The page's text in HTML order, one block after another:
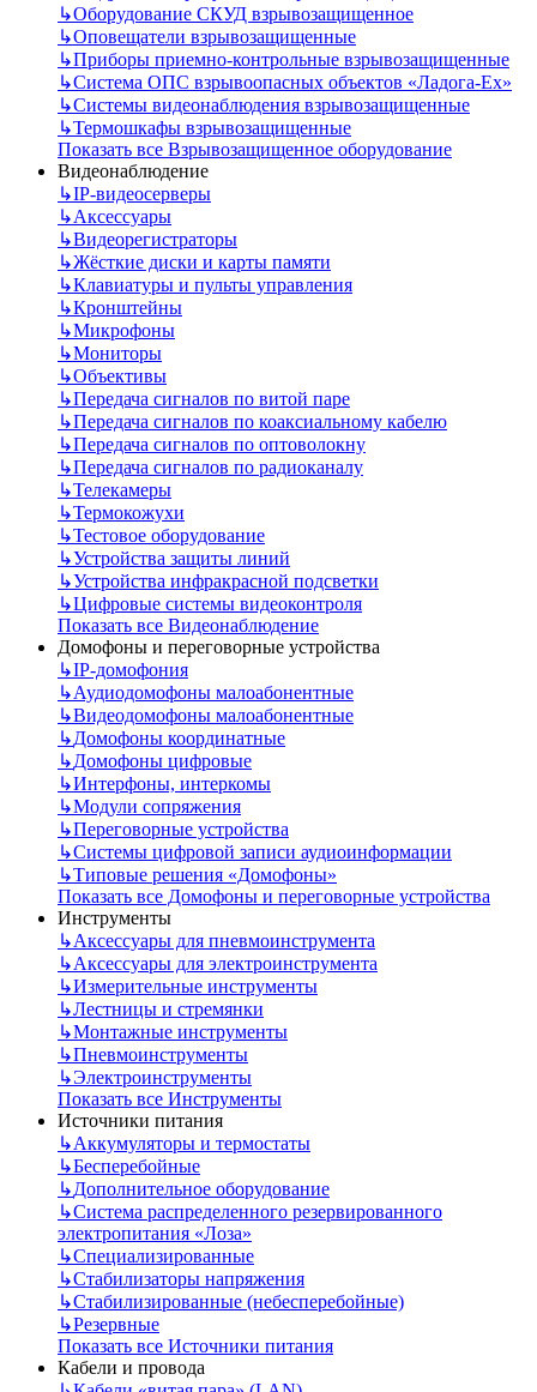
↳Оборудование СКУД взрывозащищенное
↳Оповещатели взрывозащищенные
↳Приборы приемно-контрольные взрывозащищенные
↳Система ОПС взрывоопасных объектов «Ладога-Ex»
↳Системы видеонаблюдения взрывозащищенные
↳Термошкафы взрывозащищенные
Показать все Взрывозащищенное оборудование
Видеонаблюдение
↳IP-видеосерверы
↳Аксессуары
↳Видеорегистраторы
↳Жёсткие диски и карты памяти
↳Клавиатуры и пульты управления
↳Кронштейны
↳Микрофоны
↳Мониторы
↳Объективы
↳Передача сигналов по витой паре
↳Передача сигналов по коаксиальному кабелю
↳Передача сигналов по оптоволокну
↳Передача сигналов по радиоканалу
↳Телекамеры
↳Термокожухи
↳Тестовое оборудование
↳Устройства защиты линий
↳Устройства инфракрасной подсветки
↳Цифровые системы видеоконтроля
Показать все Видеонаблюдение
Домофоны и переговорные устройства
↳IP-домофония
↳Аудиодомофоны малоабонентные
↳Видеодомофоны малоабонентные
↳Домофоны координатные
↳Домофоны цифровые
↳Интерфоны, интеркомы
↳Модули сопряжения
↳Переговорные устройства
↳Системы цифровой записи аудиоинформации
↳Типовые решения «Домофоны»
Показать все Домофоны и переговорные устройства
Инструменты
↳Аксессуары для пневмоинструмента
↳Аксессуары для электроинструмента
↳Измерительные инструменты
↳Лестницы и стремянки
↳Монтажные инструменты
↳Пневмоинструменты
↳Электроинструменты
Показать все Инструменты
Источники питания
↳Аккумуляторы и термостаты
↳Бесперебойные
↳Дополнительное оборудование
↳Система распределенного резервированного
электропитания «Лоза»
↳Специализированные
↳Стабилизаторы напряжения
↳Стабилизированные (небесперебойные)
↳Резервные
Показать все Источники питания
Кабели и провода